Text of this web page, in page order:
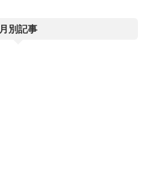
月別記事